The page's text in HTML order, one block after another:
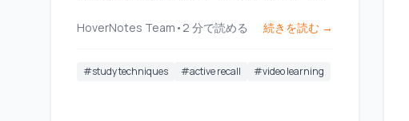
HoverNotes Team • 2 分で読める 続きを読む →
#study techniques #active recall #video learning